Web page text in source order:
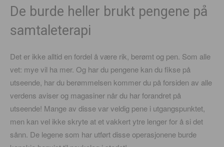
De burde heller brukt pengene på
samtaleterapi
Det er ikke alltid en fordel å være rik, berømt og pen. Som alle
vet: mye vil ha mer. Og har du pengene kan du fikse på
utseende, har du berømmelsen kommer du på forsiden av alle
verdens aviser og magasiner når du har forandret på
utseende! Mange av disse var veldig pene i utgangspunktet,
men kan vel ikke skryte at et vakkert ytre lenger for å si det
sånn. De legene som har utført disse operasjonene burde